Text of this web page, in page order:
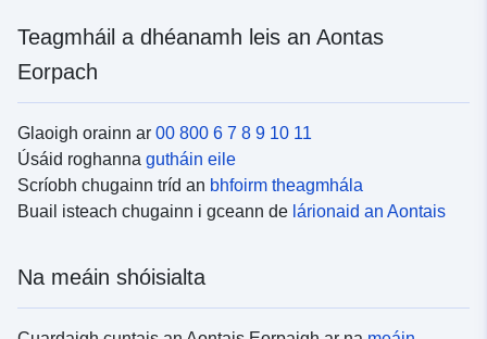
Teagmháil a dhéanamh leis an Aontas
Eorpach
Glaoigh orainn ar 00 800 6 7 8 9 10 11
Úsáid roghanna gutháin eile
Scríobh chugainn tríd an bhfoirm theagmhála
Buail isteach chugainn i gceann de lárionaid an Aontais
Na meáin shóisialta